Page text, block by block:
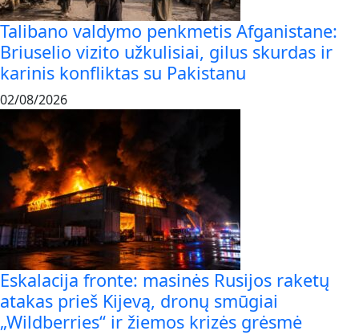
Talibano valdymo penkmetis Afganistane:
Briuselio vizito užkulisiai, gilus skurdas ir
karinis konfliktas su Pakistanu
02/08/2026
Eskalacija fronte: masinės Rusijos raketų
atakas prieš Kijevą, dronų smūgiai
„Wildberries“ ir žiemos krizės grėsmė